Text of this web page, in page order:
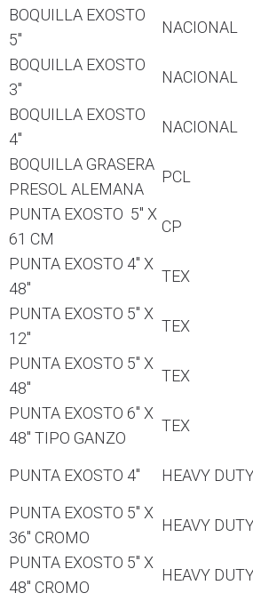
BOQUILLA EXOSTO
5″
NACIONAL
BOQUILLA EXOSTO
3″
NACIONAL
BOQUILLA EXOSTO
4″
NACIONAL
BOQUILLA GRASERA
PRESOL ALEMANA
PCL
PUNTA EXOSTO 5″ X
61 CM
CP
PUNTA EXOSTO 4″ X
48″
TEX
PUNTA EXOSTO 5″ X
12″
TEX
PUNTA EXOSTO 5″ X
48″
TEX
PUNTA EXOSTO 6″ X
48″ TIPO GANZO
TEX
PUNTA EXOSTO 4″
HEAVY
PUNTA EXOSTO 5″ X
36″ CROMO
HEAVY
PUNTA EXOSTO 5″ X
48″ CROMO
HEAVY